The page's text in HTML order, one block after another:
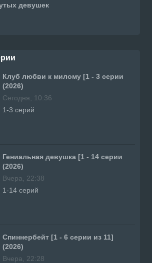
девушек
Клуб любви к милому [1 - 3 серии
(2026)
Сегодня, 10:36
1-3 серий
Гениальная девушка [1 - 14 серии
(2026)
Вчера, 22:38
1-14 серий
Спиннербейт [1 - 6 серии из 11]
(2026)
Вчера, 22:28